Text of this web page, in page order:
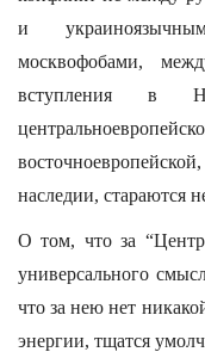
и
москвофобами,
вступления в
наследии, стараются
О том, что за
универсального
что за нею нет
энергии, тщатся